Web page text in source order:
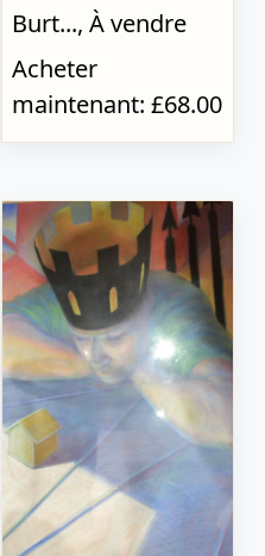
Burt..., À vendre
Acheter
maintenant: £68.00